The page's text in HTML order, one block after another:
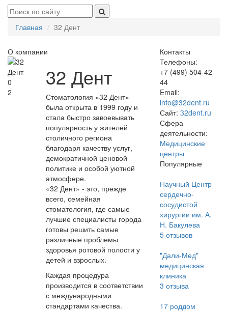
Главная 32 Дент
О компании
0
2
32 Дент
Стоматология «32 Дент»
была открыта в 1999 году и
стала быстро завоевывать
популярность у жителей
столичного региона
благодаря качеству услуг,
демократичной ценовой
политике и особой уютной
атмосфере.
«32 Дент» - это, прежде
всего, семейная
стоматология, где самые
лучшие специалисты города
готовы решить самые
различные проблемы
здоровья ротовой полости у
детей и взрослых.
Каждая процедура
производится в соответствии
с международными
стандартами качества.
Контакты
Телефоны:
+7 (499) 504-42-
44
Email:
info@32dent.ru
Сайт: 32dent.ru
Сфера
деятельности:
Медицинские
центры
Популярные
Научный Центр
сердечно-
сосудистой
хирургии им. А.
Н. Бакулева
5отзывов
"Дали-Мед"
медицинская
клиника
3 отзыва
17 роддом